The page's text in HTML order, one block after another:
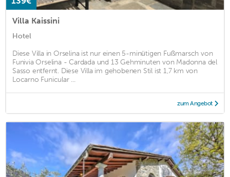
Villa Kaissini
Hotel
Diese Villa in Orselina ist nur einen 5-minütigen Fußmarsch von
Funivia Orselina - Cardada und 13 Gehminuten von Madonna del
Sasso entfernt. Diese Villa im gehobenen Stil ist 1,7 km von
Locarno Funicular ...
zum Angebot